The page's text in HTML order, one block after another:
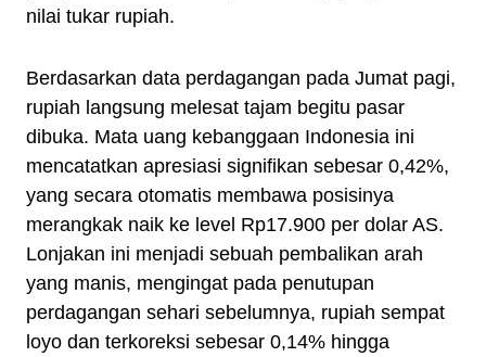
nilai tukar rupiah.
Berdasarkan data perdagangan pada Jumat pagi,
rupiah langsung melesat tajam begitu pasar
dibuka. Mata uang kebanggaan Indonesia ini
mencatatkan apresiasi signifikan sebesar 0,42%,
yang secara otomatis membawa posisinya
merangkak naik ke level Rp17.900 per dolar AS.
Lonjakan ini menjadi sebuah pembalikan arah
yang manis, mengingat pada penutupan
perdagangan sehari sebelumnya, rupiah sempat
loyo dan terkoreksi sebesar 0,14% hingga